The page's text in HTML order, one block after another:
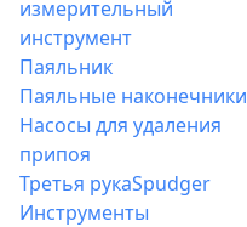
измерительный
инструмент
Паяльник
Паяльные наконечники
Насосы для удаления
припоя
Третья рукаSpudger
Инструменты